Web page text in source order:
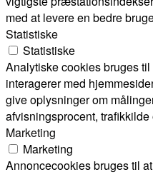
med at levere en bedre
Statistiske
Statistiske
Analytiske cookies bruges
interagerer med
give oplysninger om
afvisningsprocent, trafikkilde
Marketing
Marketing
Annoncecookies bruges til